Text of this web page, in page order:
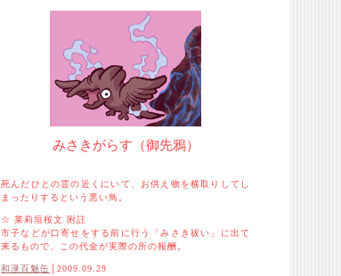
みさきがらす（御先鴉）
死んだひとの霊の近くにいて、お供え物を横取りしてし
まったりするという悪い鳥。
☆ 莱莉垣桜文 附註
市子などが口寄せをする前に行う「みさき祓い」に出て
来るもので、この代金が実際の所の報酬。
和漢百魅缶 │2009.09.29